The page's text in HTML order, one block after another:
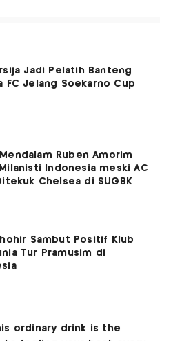
Jadi Pelatih Banteng
FC Jelang Soekarno Cup
Mendalam Ruben Amorim
Indonesia meski AC
Chelsea di SUGBK
Sambut Positif Klub
Tur Pramusim di